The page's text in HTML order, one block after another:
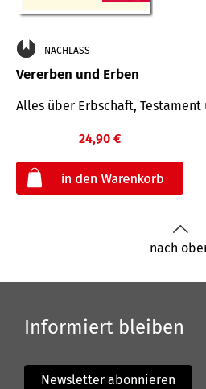
NACHLASS
Vererben und Erben
Alles über Erbschaft, Testament
24,90 €
nach
Informiert bleiben
Newsletter abonnieren